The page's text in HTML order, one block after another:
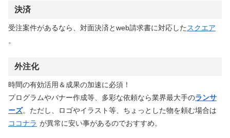
決済
受注案件があるなら、対面決済とweb請求書に対応した スクエア
。
外注化
時間の有効活用＆成果の加速に必須！
プログラムやバナー作成等、多彩な依頼なら業界最大手のランサ
ーズ。ただし、ロゴやイラスト等、ちょっとした物を頼む場合は
ココナラ が異常に安い事があるのでおすすめ。